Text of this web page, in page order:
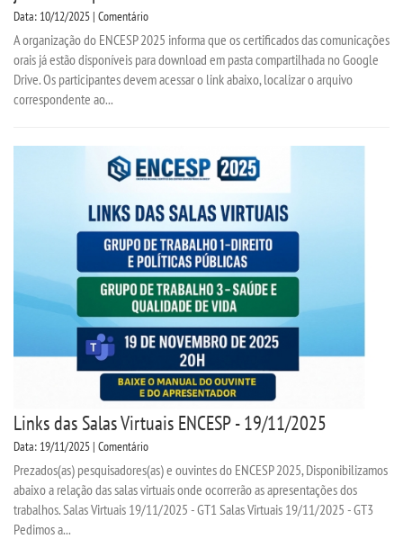
Data: 10/12/2025 | Comentário
A organização do ENCESP 2025 informa que os certificados das comunicações
orais já estão disponíveis para download em pasta compartilhada no Google
Drive. Os participantes devem acessar o link abaixo, localizar o arquivo
correspondente ao...
Links das Salas Virtuais ENCESP - 19/11/2025
Data: 19/11/2025 | Comentário
Prezados(as) pesquisadores(as) e ouvintes do ENCESP 2025, Disponibilizamos
abaixo a relação das salas virtuais onde ocorrerão as apresentações dos
trabalhos. Salas Virtuais 19/11/2025 - GT1 Salas Virtuais 19/11/2025 - GT3
Pedimos a...